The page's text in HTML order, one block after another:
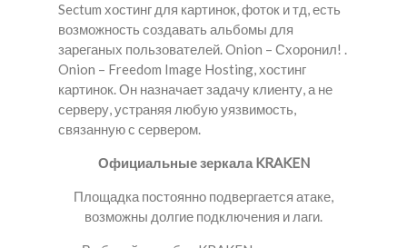
Sectum хостинг для картинок, фоток и тд, есть
возможность создавать альбомы для
зареганых пользователей. Onion – Схоронил! .
Onion – Freedom Image Hosting, хостинг
картинок. Он назначает задачу клиенту, а не
серверу, устраняя любую уязвимость,
связанную с сервером.
Официальные зеркала KRAKEN
Площадка постоянно подвергается атаке,
возможны долгие подключения и лаги.